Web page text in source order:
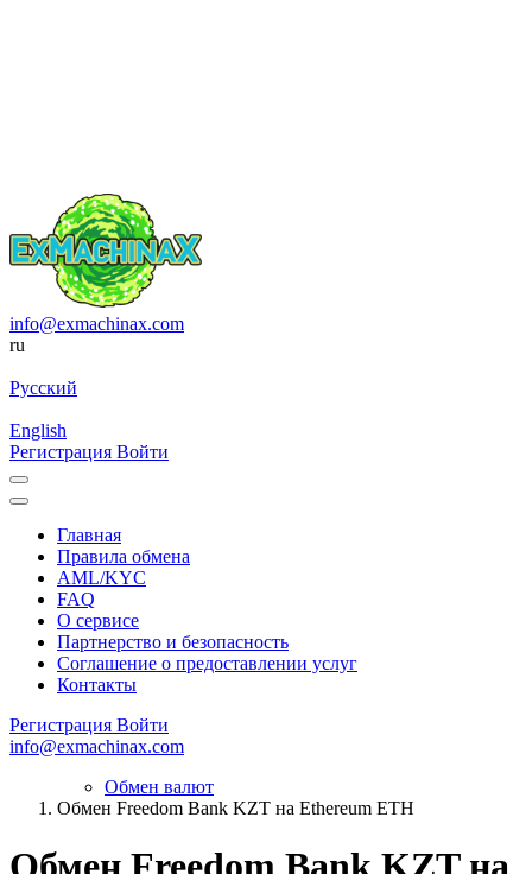
info@exmachinax.com
ru
Русский
English
Регистрация Войти
Главная
Правила обмена
AML/KYC
FAQ
О сервисе
Партнерство и безопасность
Соглашение о предоставлении услуг
Контакты
Регистрация Войти
info@exmachinax.com
Обмен валют
Обмен Freedom Bank KZT на Ethereum ETH